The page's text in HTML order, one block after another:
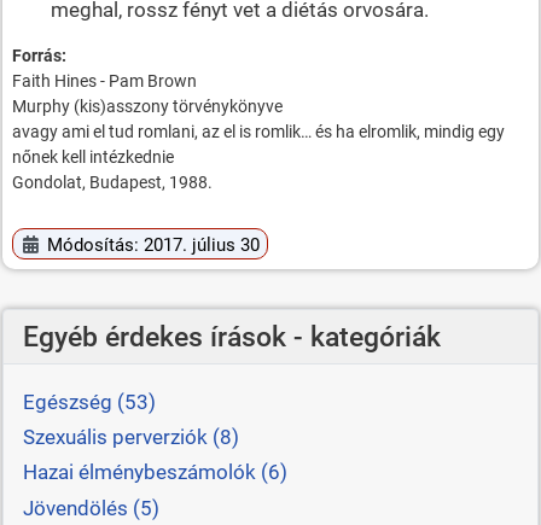
meghal, rossz fényt vet a diétás orvosára.
Forrás:
Faith Hines - Pam Brown
Murphy (kis)asszony törvénykönyve
avagy ami el tud romlani, az el is romlik… és ha elromlik, mindig egy
nőnek kell intézkednie
Gondolat, Budapest, 1988.
Módosítás: 2017. július 30
Egyéb érdekes írások - kategóriák
Egészség (53)
Szexuális perverziók (8)
Hazai élménybeszámolók (6)
Jövendölés (5)